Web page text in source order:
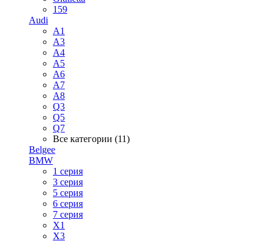
159
Audi
A1
A3
A4
A5
A6
A7
A8
Q3
Q5
Q7
Все категории (11)
Belgee
BMW
1 серия
3 серия
5 серия
6 серия
7 серия
X1
X3